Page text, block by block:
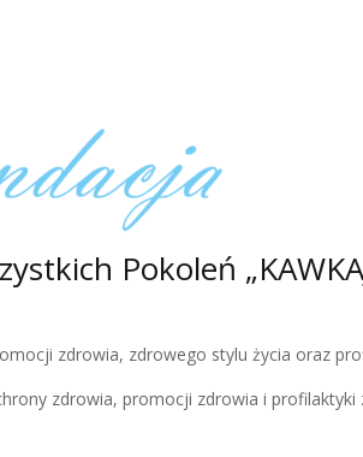
Pokoleń
zdrowia, zdrowego stylu życia oraz
zdrowia, promocji zdrowia i